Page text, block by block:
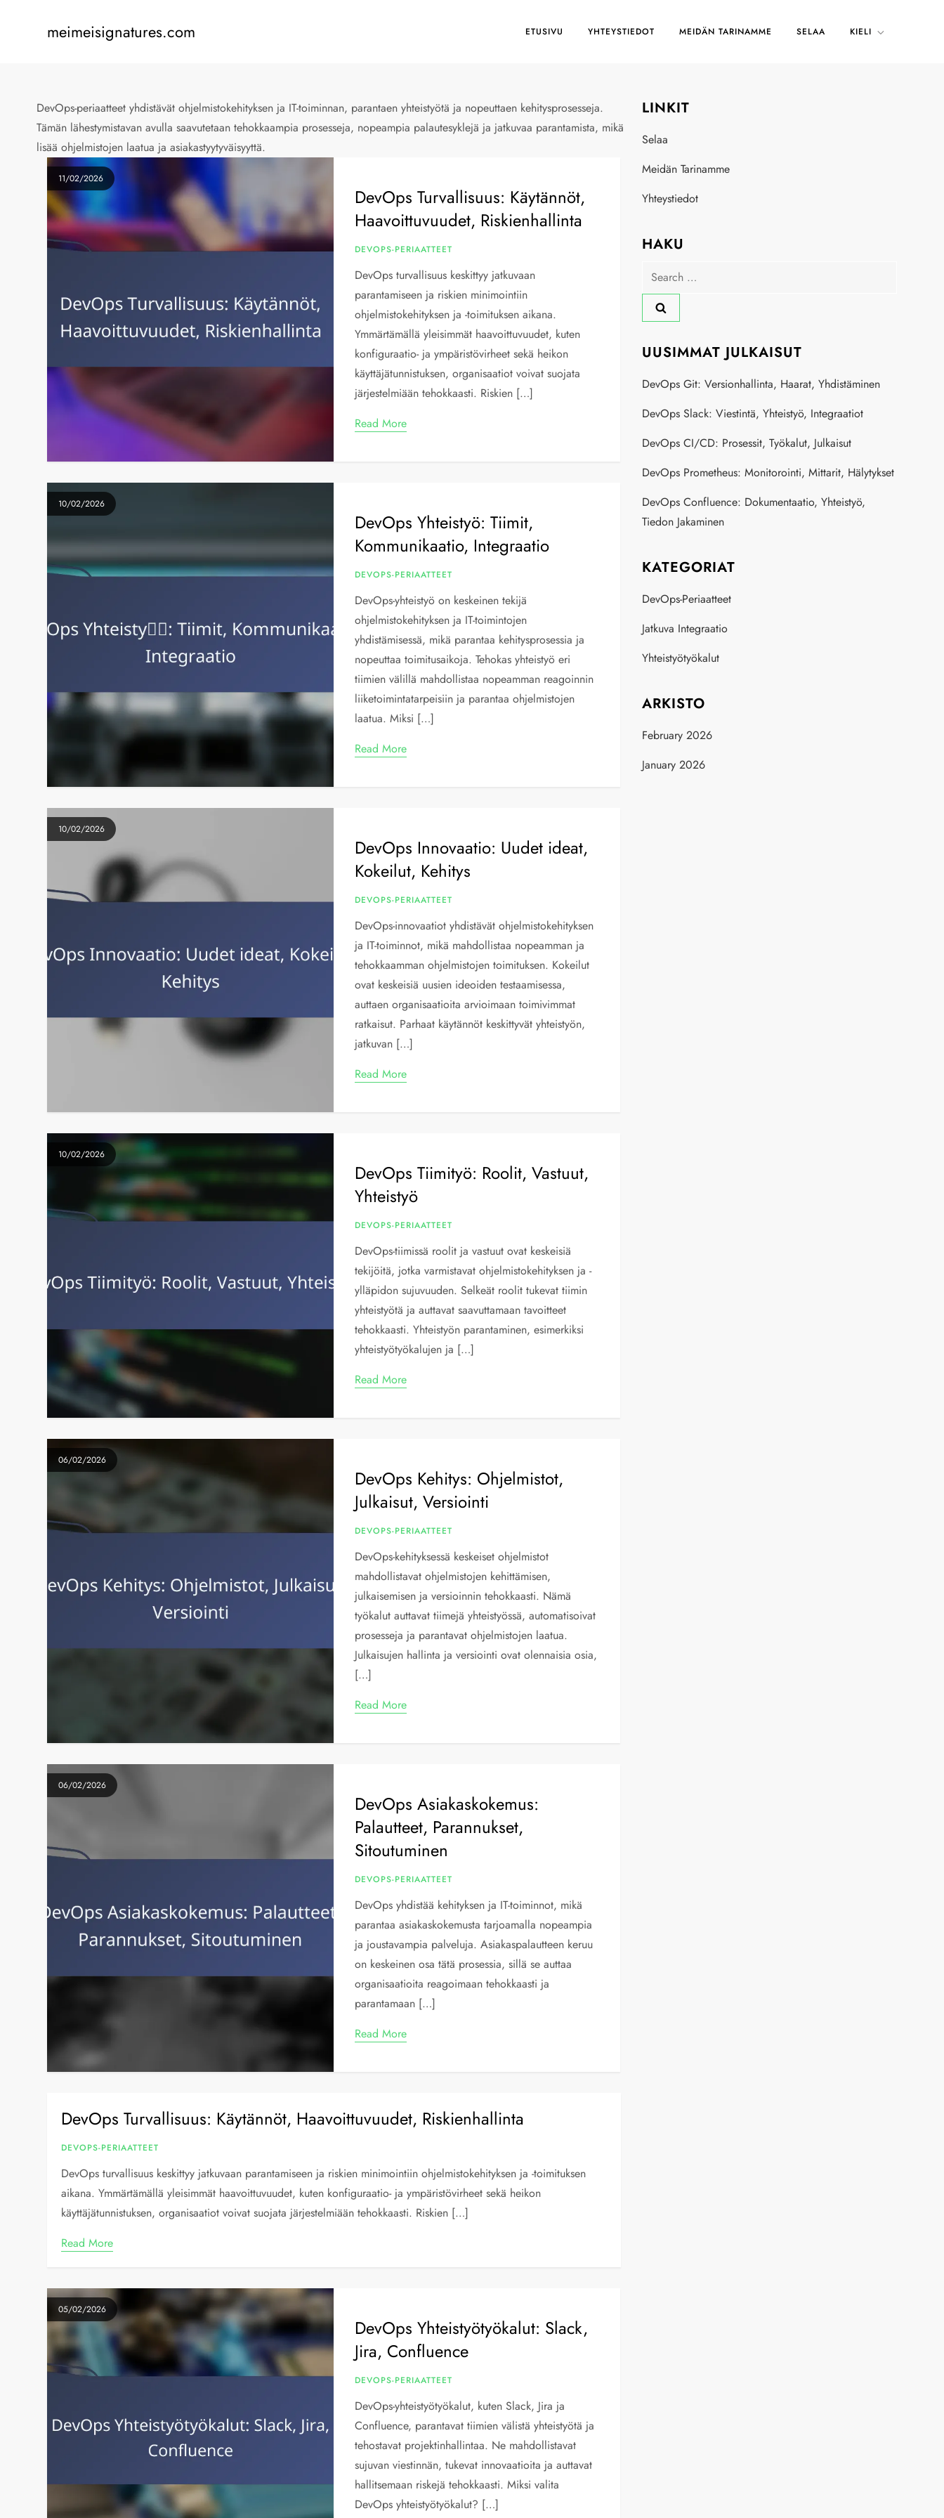
meimeisignatures.com ETUSIVU YHTEYSTIEDOT MEIDÄN TARINAMME SELAA KIELI
DevOps-periaatteet yhdistävät ohjelmistokehityksen ja IT-toiminnan, parantaen yhteistyötä ja nopeuttaen kehitysprosesseja.
Tämän lähestymistavan avulla saavutetaan tehokkaampia prosesseja, nopeampia palautesyklejä ja jatkuvaa parantamista, mikä
lisää ohjelmistojen laatua ja asiakastyytyväisyyttä.
11/02/2026
DevOps Turvallisuus: Käytännöt,
Haavoittuvuudet, Riskienhallinta
DEVOPS-PERIAATTEET
DevOps turvallisuus keskittyy jatkuvaan
parantamiseen ja riskien minimointiin
ohjelmistokehityksen ja -toimituksen aikana.
Ymmärtämällä yleisimmät haavoittuvuudet, kuten
konfiguraatio- ja ympäristövirheet sekä heikon
käyttäjätunnistuksen, organisaatiot voivat suojata
järjestelmiään tehokkaasti. Riskien […]
Read More
10/02/2026
DevOps Yhteistyö: Tiimit,
Kommunikaatio, Integraatio
DEVOPS-PERIAATTEET
DevOps-yhteistyö on keskeinen tekijä
ohjelmistokehityksen ja IT-toimintojen
yhdistämisessä, mikä parantaa kehitysprosessia ja
nopeuttaa toimitusaikoja. Tehokas yhteistyö eri
tiimien välillä mahdollistaa nopeamman reagoinnin
liiketoimintatarpeisiin ja parantaa ohjelmistojen
laatua. Miksi […]
Read More
10/02/2026
DevOps Innovaatio: Uudet ideat,
Kokeilut, Kehitys
DEVOPS-PERIAATTEET
DevOps-innovaatiot yhdistävät ohjelmistokehityksen
ja IT-toiminnot, mikä mahdollistaa nopeamman ja
tehokkaamman ohjelmistojen toimituksen. Kokeilut
ovat keskeisiä uusien ideoiden testaamisessa,
auttaen organisaatioita arvioimaan toimivimmat
ratkaisut. Parhaat käytännöt keskittyvät yhteistyön,
jatkuvan […]
Read More
10/02/2026
DevOps Tiimityö: Roolit, Vastuut,
Yhteistyö
DEVOPS-PERIAATTEET
DevOps-tiimissä roolit ja vastuut ovat keskeisiä
tekijöitä, jotka varmistavat ohjelmistokehityksen ja -
ylläpidon sujuvuuden. Selkeät roolit tukevat tiimin
yhteistyötä ja auttavat saavuttamaan tavoitteet
tehokkaasti. Yhteistyön parantaminen, esimerkiksi
yhteistyötyökalujen ja […]
Read More
06/02/2026
DevOps Kehitys: Ohjelmistot,
Julkaisut, Versiointi
DEVOPS-PERIAATTEET
DevOps-kehityksessä keskeiset ohjelmistot
mahdollistavat ohjelmistojen kehittämisen,
julkaisemisen ja versioinnin tehokkaasti. Nämä
työkalut auttavat tiimejä yhteistyössä, automatisoivat
prosesseja ja parantavat ohjelmistojen laatua.
Julkaisujen hallinta ja versiointi ovat olennaisia osia,
[…]
Read More
06/02/2026
DevOps Asiakaskokemus:
Palautteet, Parannukset,
Sitoutuminen
DEVOPS-PERIAATTEET
DevOps yhdistää kehityksen ja IT-toiminnot, mikä
parantaa asiakaskokemusta tarjoamalla nopeampia
ja joustavampia palveluja. Asiakaspalautteen keruu
on keskeinen osa tätä prosessia, sillä se auttaa
organisaatioita reagoimaan tehokkaasti ja
parantamaan […]
Read More
DevOps Turvallisuus: Käytännöt, Haavoittuvuudet, Riskienhallinta
DEVOPS-PERIAATTEET
DevOps turvallisuus keskittyy jatkuvaan parantamiseen ja riskien minimointiin ohjelmistokehityksen ja -toimituksen
aikana. Ymmärtämällä yleisimmät haavoittuvuudet, kuten konfiguraatio- ja ympäristövirheet sekä heikon
käyttäjätunnistuksen, organisaatiot voivat suojata järjestelmiään tehokkaasti. Riskien […]
Read More
05/02/2026
DevOps Yhteistyötyökalut: Slack,
Jira, Confluence
DEVOPS-PERIAATTEET
DevOps-yhteistyötyökalut, kuten Slack, Jira ja
Confluence, parantavat tiimien välistä yhteistyötä ja
tehostavat projektinhallintaa. Ne mahdollistavat
sujuvan viestinnän, tukevat innovaatioita ja auttavat
hallitsemaan riskejä tehokkaasti. Miksi valita
DevOps yhteistyötyökalut? […]
LINKIT
Selaa
Meidän Tarinamme
Yhteystiedot
HAKU
Search
for:
UUSIMMAT JULKAISUT
DevOps Git: Versionhallinta, Haarat, Yhdistäminen
DevOps Slack: Viestintä, Yhteistyö, Integraatiot
DevOps CI/CD: Prosessit, Työkalut, Julkaisut
DevOps Prometheus: Monitorointi, Mittarit, Hälytykset
DevOps Confluence: Dokumentaatio, Yhteistyö,
Tiedon Jakaminen
KATEGORIAT
DevOps-Periaatteet
Jatkuva Integraatio
Yhteistyötyökalut
ARKISTO
February 2026
January 2026